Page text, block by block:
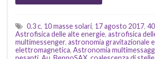
0.3 c, 10 masse solari, 17 agosto 2017,
Astrofisica delle alte energie, astrofisica
multimessenger, astronomia gravitazionale
elettromagnetica, Astronomia